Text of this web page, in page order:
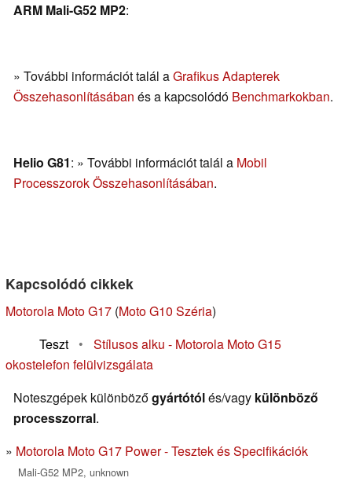
ARM Mali-G52 MP2:
» További információt talál aGrafikus Adapterek
Összehasonlításában és a kapcsolódó Benchmarkokban.
Helio G81: » További információt talál a Mobil
Processzorok Összehasonlításában.
Kapcsolódó cikkek
Motorola Moto G17 (Moto G10 Széria)
Teszt
•
Stílusos alku - Motorola Moto G15
okostelefon felülvizsgálata
Noteszgépek különbözőgyártótólés/vagy különböző
processzorral.
Motorola Moto G17 Power - Tesztek és Specifikációk
Mali-G52 MP2, unknown